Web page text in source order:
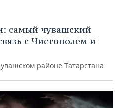
самый чувашский
с Чистополем и
районе Татарстана